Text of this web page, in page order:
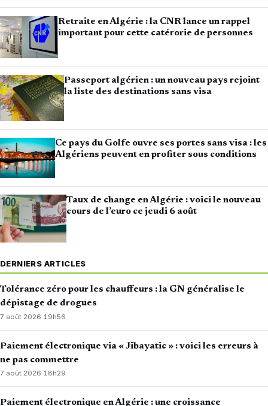
Retraite en Algérie : la CNR lance un rappel
important pour cette catérorie de personnes
Passeport algérien : un nouveau pays rejoint
la liste des destinations sans visa
Ce pays du Golfe ouvre ses portes sans visa : les
Algériens peuvent en profiter sous conditions
Taux de change en Algérie : voici le nouveau
cours de l’euro ce jeudi 6 août
DERNIERS ARTICLES
Tolérance zéro pour les chauffeurs : la GN généralise le
dépistage de drogues
7 août 2026·19h56
Paiement électronique via « Jibayatic » : voici les erreurs à
ne pas commettre
7 août 2026·18h29
Paiement électronique en Algérie : une croissance